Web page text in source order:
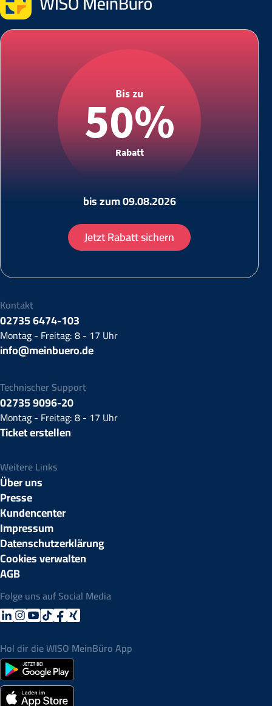
Bis zu
50%
Rabatt
bis zum 09.08.2026
Jetzt Rabatt sichern
Kontakt
02735 6474-103
Montag - Freitag: 8 - 17 Uhr
info@meinbuero.de
Technischer Support
02735 9096-20
Montag - Freitag: 8 - 17 Uhr
Ticket erstellen
Weitere Links
Über uns
Presse
Kundencenter
Impressum
Datenschutzerklärung
Cookies verwalten
AGB
Folge uns auf Social Media
Hol dir die WISO MeinBüro App